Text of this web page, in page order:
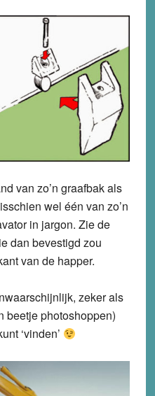
van zo’n graafbak als
wel één van zo’n
in jargon. Zie de
dan bevestigd zou
van de happer.
zeker als
beetje photoshoppen)
‘vinden’